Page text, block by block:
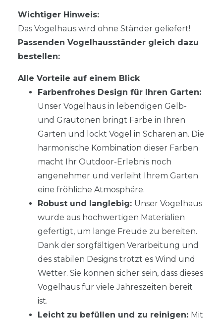
Wichtiger Hinweis:
Das Vogelhaus wird ohne Ständer geliefert!
Passenden Vogelhausständer gleich dazu
bestellen:
Alle Vorteile auf einem Blick
Farbenfrohes Design für Ihren Garten:
Unser Vogelhaus in lebendigen Gelb-
und Grautönen bringt Farbe in Ihren
Garten und lockt Vögel in Scharen an. Die
harmonische Kombination dieser Farben
macht Ihr Outdoor-Erlebnis noch
angenehmer und verleiht Ihrem Garten
eine fröhliche Atmosphäre.
Robust und langlebig: Unser Vogelhaus
wurde aus hochwertigen Materialien
gefertigt, um lange Freude zu bereiten.
Dank der sorgfältigen Verarbeitung und
des stabilen Designs trotzt es Wind und
Wetter. Sie können sicher sein, dass dieses
Vogelhaus für viele Jahreszeiten bereit
ist.
Leicht zu befüllen und zu reinigen: Mit